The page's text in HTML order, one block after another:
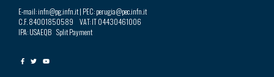
E-mail: infn@pg.infn.it | PEC: perugia@pec.infn.it
C.F. 84001850589 VAT: IT 04430461006
IPA: USAEQB Split Payment